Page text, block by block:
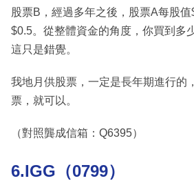
股票B，經過多年之後，股票A每股
$0.5。從整體資金的角度，你買到多
這只是錯覺。
我地月供股票，一定是長年期進行的
票，就可以。
（對照龔成信箱：Q6395）
6.IGG（0799）